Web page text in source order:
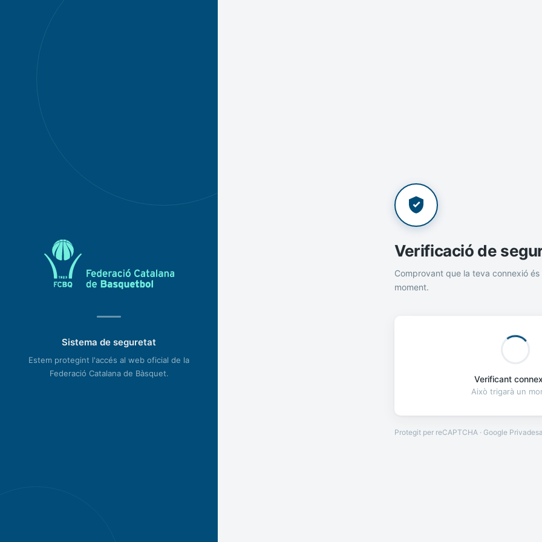
Sistema de seguretat
Estem protegint l'accés al web oficial de la
Federació Catalana de Bàsquet.
Verificació de
Comprovant que la teva connexió és
moment.
Verificant
Això trigarà un
Protegit per reCAPTCHA · Google Privadesa